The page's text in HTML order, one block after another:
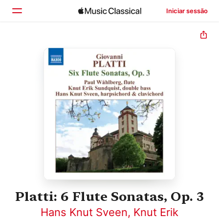
Iniciar sessão
Início
Buscar
Platti: 6 Flute Sonatas, Op. 3
Hans Knut Sveen, Knut Erik